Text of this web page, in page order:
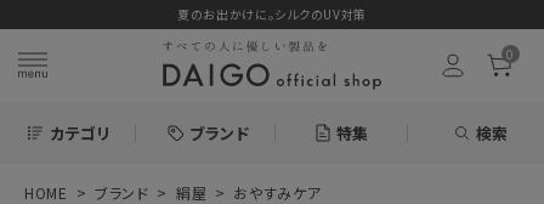
夏のお出かけに。シルクのUV対策
0
カテゴリ ブランド 特集 検索
HOME ブランド 絹屋 おやすみケア